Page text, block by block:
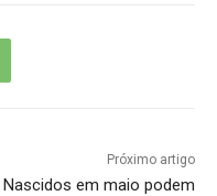
Próximo artigo
Nascidos em maio podem